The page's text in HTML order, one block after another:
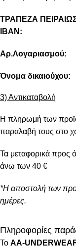
ΤΡΑΠΕΖΑ
IBAN:
Αρ.Λογαριασμού:
Όνομα δικαιούχου:
3) Αντικαταβολή
Η πληρωμή των
παραλαβή τους στο
Τα μεταφορικά προς
άνω των 40 €
*Η αποστολή των
ημέρες.
Πληροφορίες
To AA-